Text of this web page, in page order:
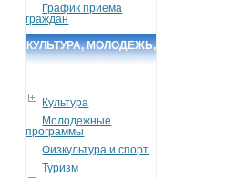
График приема
граждан
КУЛЬТУРА, МОЛОДЕЖЬ,
Культура
Молодежные
программы
Физкультура и спорт
Туризм